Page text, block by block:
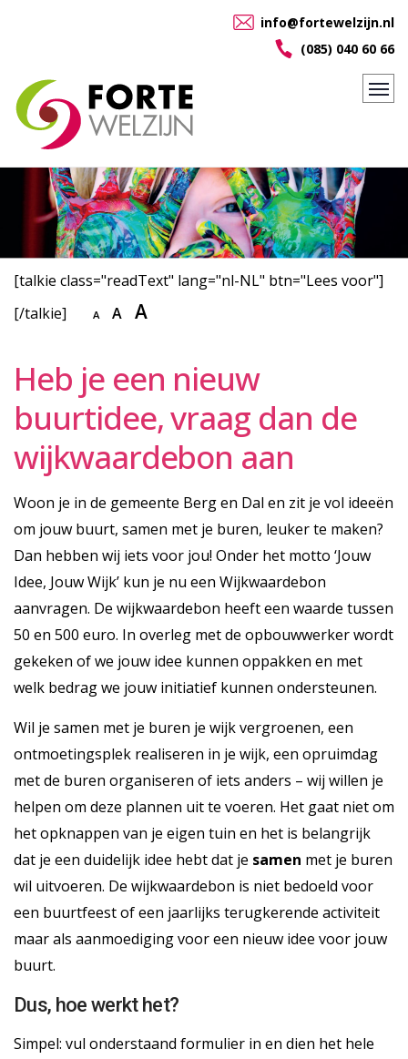
info@fortewelzijn.nl
(085) 040 60 66
[talkie class="readText" lang="nl-NL" btn="Lees voor"]
[/talkie]
A A A
Heb je een nieuw
buurtidee, vraag dan de
wijkwaardebon aan
Woon je in de gemeente Berg en Dal en zit je vol ideeën
om jouw buurt, samen met je buren, leuker te maken?
Dan hebben wij iets voor jou! Onder het motto ‘Jouw
Idee, Jouw Wijk’ kun je nu een Wijkwaardebon
aanvragen. De wijkwaardebon heeft een waarde tussen
50 en 500 euro. In overleg met de opbouwwerker wordt
gekeken of we jouw idee kunnen oppakken en met
welk bedrag we jouw initiatief kunnen ondersteunen.
Wil je samen met je buren je wijk vergroenen, een
ontmoetingsplek realiseren in je wijk, een opruimdag
met de buren organiseren of iets anders – wij willen je
helpen om deze plannen uit te voeren. Het gaat niet om
het opknappen van je eigen tuin en het is belangrijk
dat je een duidelijk idee hebt dat je samen met je buren
wil uitvoeren. De wijkwaardebon is niet bedoeld voor
een buurtfeest of een jaarlijks terugkerende activiteit
maar als aanmoediging voor een nieuw idee voor jouw
buurt.
Dus, hoe werkt het?
Simpel: vul onderstaand formulier in en dien het hele